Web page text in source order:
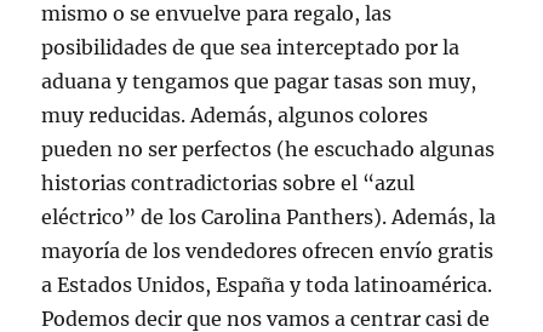
mismo o se envuelve para regalo, las
posibilidades de que sea interceptado por la
aduana y tengamos que pagar tasas son muy,
muy reducidas. Además, algunos colores
pueden no ser perfectos (he escuchado algunas
historias contradictorias sobre el “azul
eléctrico” de los Carolina Panthers). Además, la
mayoría de los vendedores ofrecen envío gratis
a Estados Unidos, España y toda latinoamérica.
Podemos decir que nos vamos a centrar casi de